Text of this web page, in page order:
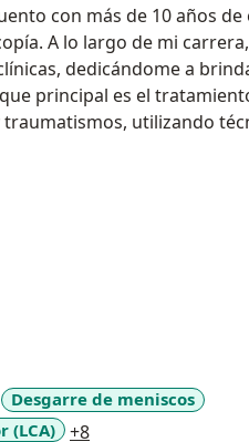
con más de 10 años
A lo largo de mi
dedicándome a
principal es el
utilizando
rápida recuperación y un
regenerativa articular
Desgarre de meniscos
(LCA)
+8